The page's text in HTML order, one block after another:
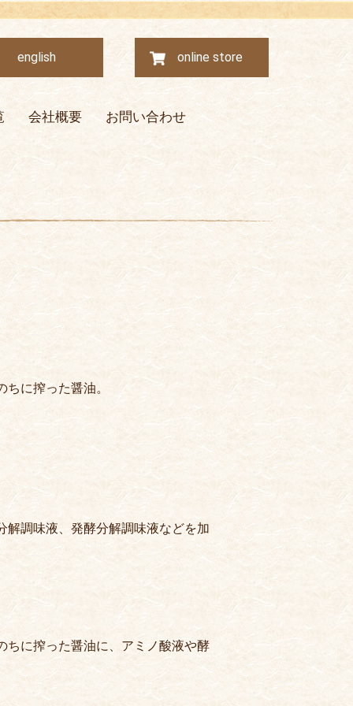
english online store
会社概要 お問い合わせ
に搾った醤油。
解調味液、発酵分解調味液などを加
ちに搾った醤油に、アミノ酸液や酵